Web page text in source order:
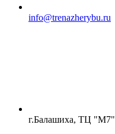
info@trenazherybu.ru
г.Балашиха, ТЦ "М7"